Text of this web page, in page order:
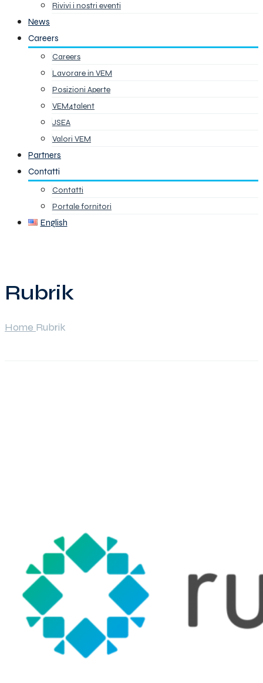
Rivivi i nostri eventi
News
Careers
Careers
Lavorare in VEM
Posizioni Aperte
VEM4talent
JSEA
Valori VEM
Partners
Contatti
Contatti
Portale fornitori
English
Rubrik
Home Rubrik